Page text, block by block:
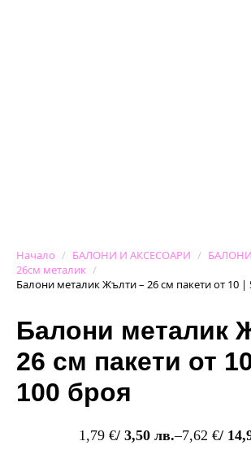
Начало БАЛОНИ И АКСЕСОАРИ
26см металик
Балони металик Жълти – 26 см пакети от 10 |
Балони металик
26 см пакети от
100 броя
1,79 €/ 3,50 лв.–7,62 €/
Price